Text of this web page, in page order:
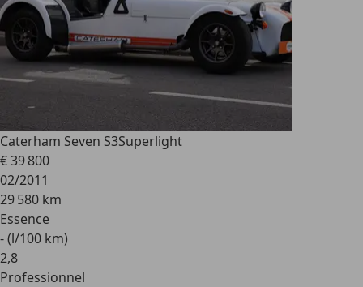
Caterham Seven S3Superlight
€ 39 800
02/2011
29 580 km
Essence
- (l/100 km)
2,8
Professionnel